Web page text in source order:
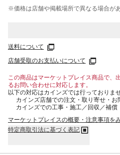
※価格は​店舗や​掲載場所で​異なる​場合が​あ
送料について
店舗受取のお支払いについて
この商品はマーケットプレイス商品で、
るお問い合わせに対応します。
以下の対応はカインズでは行っておりませ
カインズ店舗での注文・取り寄せ・お
カインズでの工事・施工／回収／補償
マーケットプレイスの概要・注意事項を
特定商取引法に基づく表記